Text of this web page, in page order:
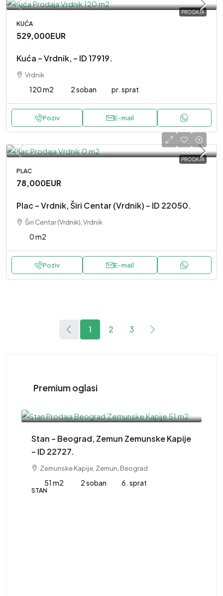
PRODAJA
KUĆA
529,000EUR
Kuća – Vrdnik, – ID 17919.
Vrdnik
120 m2 2 soban pr. sprat
Poziv E-mail
PRODAJA
PLAC
78,000EUR
Plac – Vrdnik, Širi Centar (Vrdnik) – ID 22050.
Širi Centar (Vrdnik), Vrdnik
0 m2
Poziv E-mail
1 2 3
Premium oglasi
Stan – Beograd, Zemun Zemunske Kapije
– ID 22727.
Zemunske Kapije, Zemun, Beograd
51 m2 2 soban 6. sprat
STAN